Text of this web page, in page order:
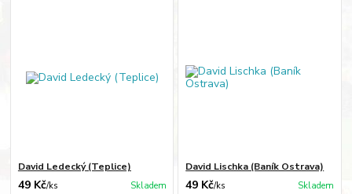
David Ledecký (Teplice)
49 Kč/ks Skladem
David Lischka (Baník Ostrava)
49 Kč/ks Skladem